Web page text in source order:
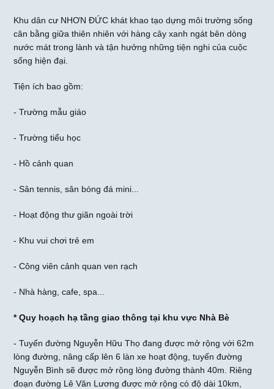
Khu dân cư NHƠN ĐỨC khát khao tạo dựng môi trường sống
cân bằng giữa thiên nhiên với hàng cây xanh ngát bên dòng
nước mát trong lành và tận hưởng những tiện nghi của cuộc
sống hiện đại.
Tiện ích bao gồm:
- Trường mẫu giáo
- Trường tiểu học
- Hồ cảnh quan
- Sân tennis, sân bóng đá mini...
- Hoạt động thư giãn ngoài trời
- Khu vui chơi trẻ em
- Công viên cảnh quan ven rạch
- Nhà hàng, cafe, spa...
* Quy hoạch hạ tầng giao thông tại khu vực Nhà Bè
- Tuyến đường Nguyễn Hữu Thọ đang được mở rộng với 62m
lòng đường, nâng cấp lên 6 làn xe hoạt động, tuyến đường
Nguyễn Bình sẽ được mở rộng lòng đường thành 40m. Riêng
đoạn đường Lê Văn Lương được mở rộng có độ dài 10km,